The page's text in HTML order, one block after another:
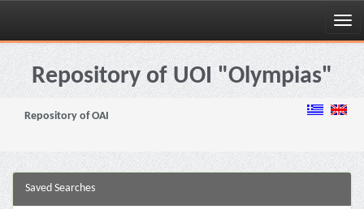
Skip
navigationRepository of UOI "Olympias"
Repository of OAI
Saved Searches